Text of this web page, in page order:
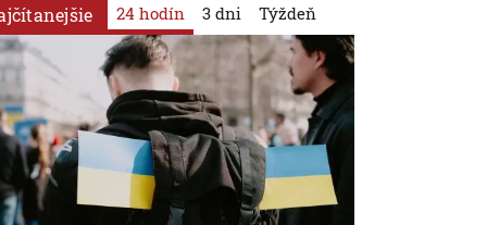
24 hodín 3 dni Týždeň